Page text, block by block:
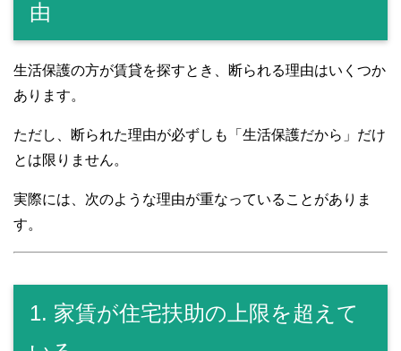
由
生活保護の方が賃貸を探すとき、断られる理由はいくつか
あります。
ただし、断られた理由が必ずしも「生活保護だから」だけ
とは限りません。
実際には、次のような理由が重なっていることがありま
す。
1. 家賃が住宅扶助の上限を超えて